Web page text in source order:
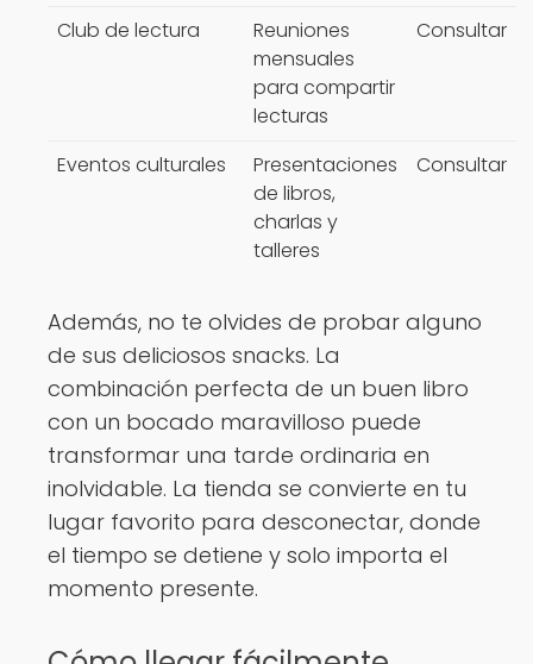
Club de lectura
Reuniones
mensuales
para compartir
lecturas
Consultar
Eventos culturales
Presentaciones
de libros,
charlas y
talleres
Consultar
Además, no te olvides de probar alguno
de sus deliciosos snacks. La
combinación perfecta de un buen libro
con un bocado maravilloso puede
transformar una tarde ordinaria en
inolvidable. La tienda se convierte en tu
lugar favorito para desconectar, donde
el tiempo se detiene y solo importa el
momento presente.